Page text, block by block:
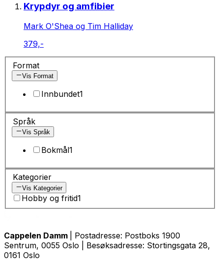
Krypdyr og amfibier
Mark O'Shea og Tim Halliday
379,-
Format
Vis Format
Innbundet1
Språk
Vis Språk
Bokmål1
Kategorier
Vis Kategorier
Hobby og fritid1
Cappelen Damm
| Postadresse: Postboks 1900
Sentrum, 0055 Oslo | Besøksadresse: Stortingsgata 28,
0161 Oslo